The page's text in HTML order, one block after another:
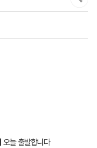
오늘 출발합니다